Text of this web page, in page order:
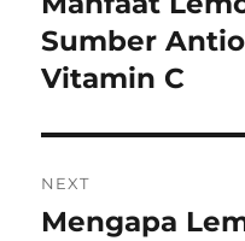
post:
Sumber
Vitamin C
NEXT
Next
Mengapa